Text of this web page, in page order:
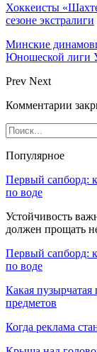
Хоккеисты
сезоне экстралиги
Минские
Юношеской лиги
Prev Next
Комментарии
Популярное
Первый сапборд:
по воде
Устойчивость
должен прощать
Первый сапборд:
по воде
Какая
предметов
Когда реклама